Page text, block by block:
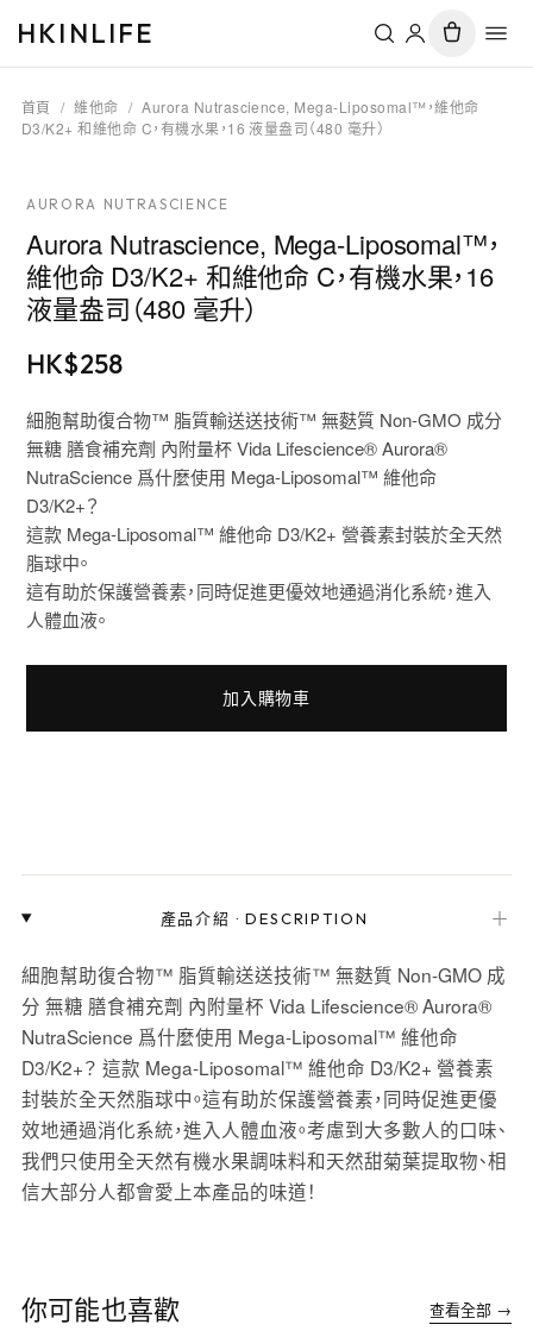
HKINLIFE
首頁 / 維他命 / Aurora Nutrascience, Mega-Liposomal™，維他命
D3/K2+ 和維他命 C，有機水果，16 液量盎司（480 毫升）
AURORA NUTRASCIENCE
Aurora Nutrascience, Mega-Liposomal™，
維他命 D3/K2+ 和維他命 C，有機水果，16
液量盎司（480 毫升）
HK$258
細胞幫助復合物™ 脂質輸送送技術™ 無麩質 Non-GMO 成分
無糖 膳食補充劑 內附量杯 Vida Lifescience® Aurora®
NutraScience 爲什麼使用 Mega-Liposomal™ 維他命
D3/K2+？
這款 Mega-Liposomal™ 維他命 D3/K2+ 營養素封裝於全天然
脂球中。
這有助於保護營養素，同時促進更優效地通過消化系統，進入
人體血液。
加入購物車
產品介紹 ·DESCRIPTION ＋
細胞幫助復合物™ 脂質輸送送技術™ 無麩質 Non-GMO 成
分 無糖 膳食補充劑 內附量杯 Vida Lifescience® Aurora®
NutraScience 爲什麼使用 Mega-Liposomal™ 維他命
D3/K2+？ 這款 Mega-Liposomal™ 維他命 D3/K2+ 營養素
封裝於全天然脂球中。這有助於保護營養素，同時促進更優
效地通過消化系統，進入人體血液。考慮到大多數人的口味、
我們只使用全天然有機水果調味料和天然甜菊葉提取物、相
信大部分人都會愛上本產品的味道！
你可能也喜歡 查看全部 →